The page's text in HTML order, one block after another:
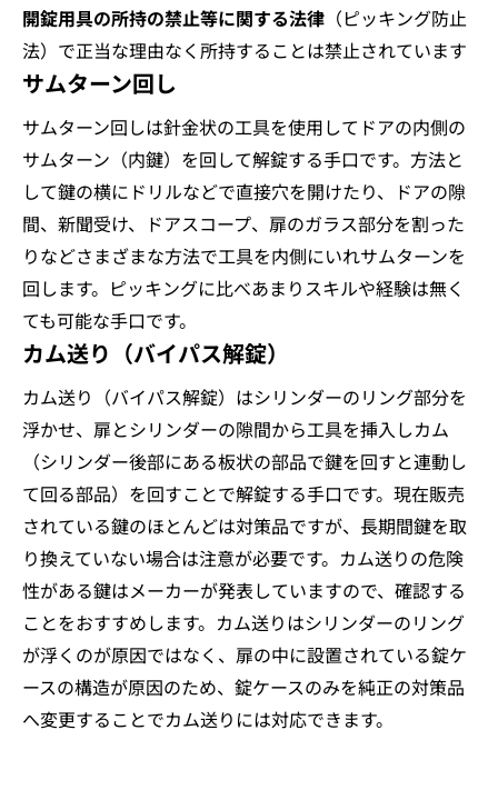
開錠用具の所持の禁止等に関する法律 （ピッキング防止
法）で正当な理由なく所持することは禁止されています
サムターン回し
サムターン回しは針金状の工具を使用してドアの内側の
サムターン（内鍵）を回して解錠する手口です。方法と
して鍵の横にドリルなどで直接穴を開けたり、ドアの隙
間、新聞受け、ドアスコープ、扉のガラス部分を割った
りなどさまざまな方法で工具を内側にいれサムターンを
回します。ピッキングに比べあまりスキルや経験は無く
ても可能な手口です。
カム送り（バイパス解錠）
カム送り（バイパス解錠）はシリンダーのリング部分を
浮かせ、扉とシリンダーの隙間から工具を挿入しカム
（シリンダー後部にある板状の部品で鍵を回すと連動し
て回る部品）を回すことで解錠する手口です。現在販売
されている鍵のほとんどは対策品ですが、長期間鍵を取
り換えていない場合は注意が必要です。カム送りの危険
性がある鍵はメーカーが発表していますので、確認する
ことをおすすめします。カム送りはシリンダーのリング
が浮くのが原因ではなく、扉の中に設置されている錠ケ
ースの構造が原因のため、錠ケースのみを純正の対策品
へ変更することでカム送りには対応できます。